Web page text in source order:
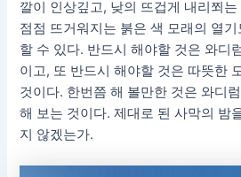
깔이 인상깊고, 낮의 뜨겁게 내리쬐
점점 뜨거워지는 붉은 색 모래의 열
할 수 있다. 반드시 해야할 것은 와디
이고, 또 반드시 해야할 것은 따뜻한
것이다. 한번쯤 해 볼만한 것은 와디
해 보는 것이다. 제대로 된 사막의 밤
지 않겠는가.